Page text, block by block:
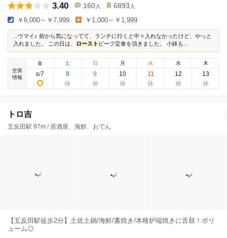
3.40 160 人 6893 人
￥6,000～￥7,999 ￥1,000～￥1,999
...ウマイ♪ 前から気になってて、ランチに行くと中々入れなかったけど、やっと
入れました。 この日は、
ロースト ビーフ定食を頂きました。 小鉢も...
空席
情報
金
8/7
土
8
日
9
月
10
火
11
水
12
木
13
トロ吉
五反田駅 97m / 居酒屋、海鮮、おでん
【五反田駅徒歩2分】土佐土鍋/海鮮/藁焼き/本格炉端焼きに舌鼓！ボリ
ューム◎